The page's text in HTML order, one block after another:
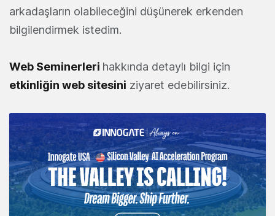
arkadaşların olabileceğini düşünerek erkenden
bilgilendirmek istedim.
Web Seminerleri hakkında detaylı bilgi için
etkinliğin web sitesini ziyaret edebilirsiniz.